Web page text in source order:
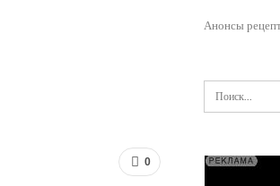
0
Анонсы